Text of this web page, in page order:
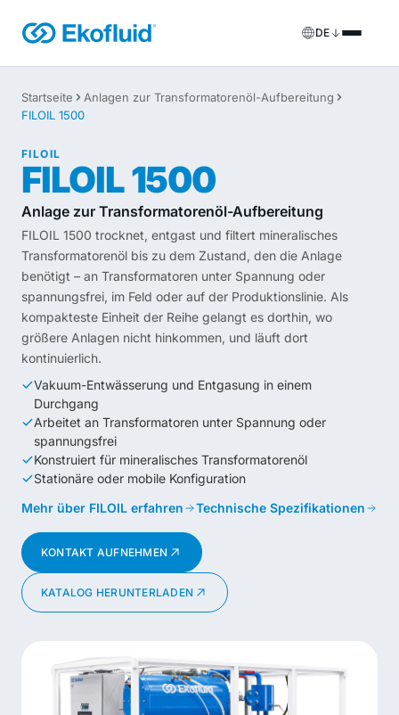
DE
Produkte
Anlagen zur Esteröl-Aufbereitung
REOIL
Anlagen zur Transformatorenöl-Regenerierung
ECOIL
Anlagen zur Transformatorenöl-Reinigung
VACOIL
Transformator-Vakuumanlagen
Sonderanfertigung
Vor-Ort-Dienstleistungen
Mietlösungen
Ersatzteile & Support
Startseite
Anlagen zur Transformatorenöl-Aufbereitung
FILOIL 1500
FILOIL
FILOIL 1500
Anlage zur Transformatorenöl-Aufbereitung
FILOIL 1500 trocknet, entgast und filtert mineralisches
Transformatorenöl bis zu dem Zustand, den die Anlage
benötigt – an Transformatoren unter Spannung oder
spannungsfrei, im Feld oder auf der Produktionslinie. Als
kompakteste Einheit der Reihe gelangt es dorthin, wo
größere Anlagen nicht hinkommen, und läuft dort
kontinuierlich.
Vakuum-Entwässerung und Entgasung in einem
Durchgang
Arbeitet an Transformatoren unter Spannung oder
spannungsfrei
Konstruiert für mineralisches Transformatorenöl
Stationäre oder mobile Konfiguration
Mehr über FILOIL erfahren
Technische Spezifikationen
KONTAKT AUFNEHMEN
KATALOG HERUNTERLADEN